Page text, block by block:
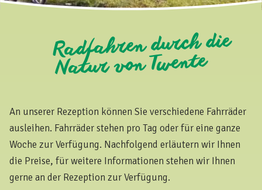
Radfahren durch die
Natur von Twente
An unserer Rezeption können Sie verschiedene Fahrräder
ausleihen. Fahrräder stehen pro Tag oder für eine ganze
Woche zur Verfügung. Nachfolgend erläutern wir Ihnen
die Preise, für weitere Informationen stehen wir Ihnen
gerne an der Rezeption zur Verfügung.